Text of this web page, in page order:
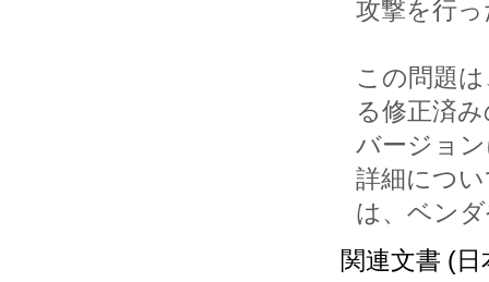
攻撃を行
この問題
る修正済
バージョ
詳細につ
は、ベン
関連文書 (日